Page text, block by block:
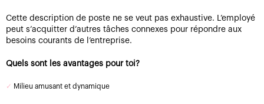
Cette description de poste ne se veut pas exhaustive. L’employé
peut s’acquitter d’autres tâches connexes pour répondre aux
besoins courants de l’entreprise.
Quels sont les avantages pour toi?
✓ Milieu amusant et dynamique